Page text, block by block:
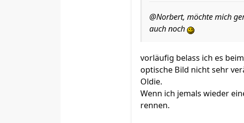
@Norbert, möchte mich
auch noch
vorläufig belass ich es
optische Bild nicht sehr
Oldie.
Wenn ich jemals wieder
rennen.